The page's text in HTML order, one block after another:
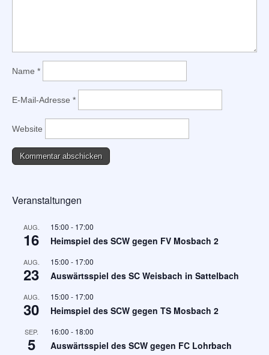
Name *
E-Mail-Adresse *
Website
Veranstaltungen
AUG.
16
15:00 - 17:00
Heimspiel des SCW gegen FV Mosbach 2
AUG.
23
15:00 - 17:00
Auswärtsspiel des SC Weisbach in Sattelbach
AUG.
30
15:00 - 17:00
Heimspiel des SCW gegen TS Mosbach 2
SEP.
5
16:00 - 18:00
Auswärtsspiel des SCW gegen FC Lohrbach